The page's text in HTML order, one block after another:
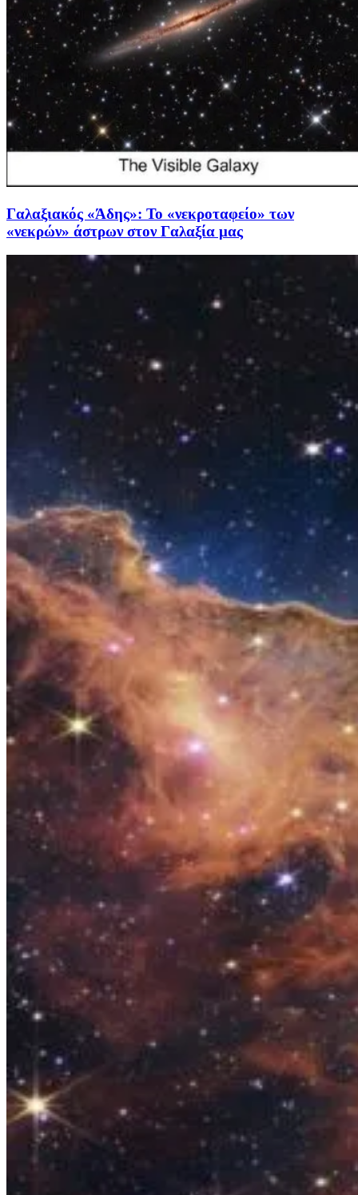
Γαλαξιακός «Άδης»: Το «νεκροταφείο» των
«νεκρών» άστρων στον Γαλαξία μας